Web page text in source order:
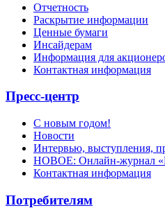
Отчетность
Раскрытие информации
Ценные бумаги
Инсайдерам
Информация для
Контактная информация
Пресс-центр
С новым годом!
Новости
Интервью, выступления,
НОВОЕ: Онлайн-журнал
Контактная информация
Потребителям